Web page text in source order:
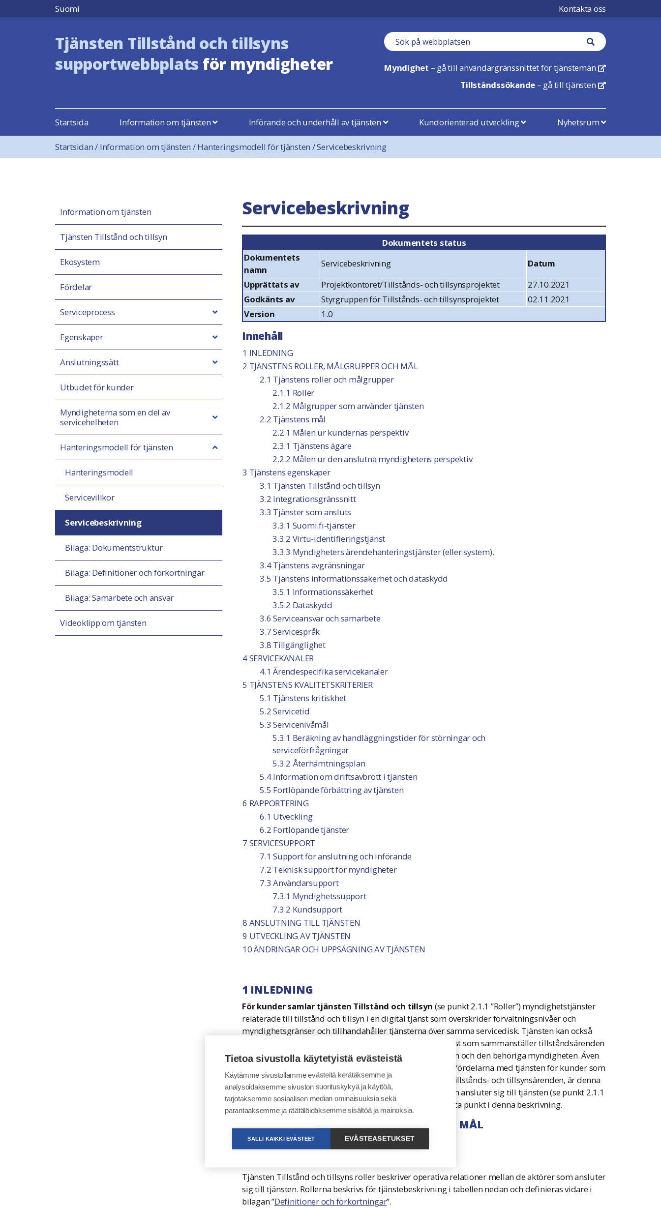
Hoppa till innehåll
Suomi Kontakta oss
Tjänsten Tillstånd och tillsyns
supportwebbplats för myndigheter
Sökfält
Sökknapp
Myndighet – gå till användargränssnittet för tjänstemän Öppnas i en ny flik
Tillståndssökande – gå till tjänsten Öppnas i en ny flik
Startsida Information om tjänsten Införande och underhåll av tjänsten Kundorienterad utveckling Nyhetsrum
Startsidan/ Information om tjänsten /Hanteringsmodell för tjänsten /Servicebeskrivning
Information om tjänsten
Tjänsten Tillstånd och tillsyn
Ekosystem
Fördelar
Serviceprocess
Egenskaper
Anslutningssätt
Utbudet för kunder
Myndigheterna som en del av
servicehelheten
Hanteringsmodell för tjänsten
Hanteringsmodell
Servicevillkor
Servicebeskrivning
Bilaga: Dokumentstruktur
Bilaga: Definitioner och förkortningar
Bilaga: Samarbete och ansvar
Videoklipp om tjänsten
Servicebeskrivning
Dokumentets status
Dokumentets
namn
Servicebeskrivning
Datum
Upprättats av
Projektkontoret/Tillstånds- och tillsynsprojektet
27.10.2021
Godkänts av
Styrgruppen för Tillstånds- och tillsynsprojektet
02.11.2021
Version
1.0
Innehåll
1 INLEDNING
2 TJÄNSTENS ROLLER, MÅLGRUPPER OCH MÅL
2.1 Tjänstens roller och målgrupper
2.1.1 Roller
2.1.2 Målgrupper som använder tjänsten
2.2 Tjänstens mål
2.2.1 Målen ur kundernas perspektiv
2.3.1 Tjänstens ägare
2.2.2 Målen ur den anslutna myndighetens perspektiv
3 Tjänstens egenskaper
3.1 Tjänsten Tillstånd och tillsyn
3.2 Integrationsgränssnitt
3.3 Tjänster som ansluts
3.3.1 Suomi.fi-tjänster
3.3.2 Virtu-identifieringstjänst
3.3.3 Myndigheters ärendehanteringstjänster (eller system).
3.4 Tjänstens avgränsningar
3.5 Tjänstens informationssäkerhet och dataskydd
3.5.1 Informationssäkerhet
3.5.2 Dataskydd
3.6 Serviceansvar och samarbete
3.7 Servicespråk
3.8 Tillgänglighet
4 SERVICEKANALER
4.1 Ärendespecifika servicekanaler
5 TJÄNSTENS KVALITETSKRITERIER
5.1 Tjänstens kritiskhet
5.2 Servicetid
5.3 Servicenivåmål
5.3.1 Beräkning av handläggningstider för störningar och
serviceförfrågningar
5.3.2 Återhämtningsplan
5.4 Information om driftsavbrott i tjänsten
5.5 Fortlöpande förbättring av tjänsten
6 RAPPORTERING
6.1 Utveckling
6.2 Fortlöpande tjänster
7 SERVICESUPPORT
7.1 Support för anslutning och införande
7.2 Teknisk support för myndigheter
7.3 Användarsupport
7.3.1 Myndighetssupport
7.3.2 Kundsupport
8 ANSLUTNING TILL TJÄNSTEN
9 UTVECKLING AV TJÄNSTEN
10 ÄNDRINGAR OCH UPPSÄGNING AV TJÄNSTEN
1 INLEDNING
För kunder samlar tjänsten Tillstånd och tillsyn (se punkt 2.1.1 ”Roller”) myndighetstjänster
relaterade till tillstånd och tillsyn i en digital tjänst som överskrider förvaltningsnivåer och
myndighetsgränser och tillhandahåller tjänsterna över samma servicedisk. Tjänsten kan också
kallas ett serviceskikt, eftersom den fungerar som en tjänst som sammanställer tillståndsärenden
för kunden och agerar som en mellanhand mellan kunden och den behöriga myndigheten. Även
om denna servicebeskrivning beskriver funktionerna och fördelarna med tjänsten för kunder som
använder tjänsten och för myndigheter som handlägger tillstånds- och tillsynsärenden, är denna
servicebeskrivning främst avsedd för de myndigheter som ansluter sig till tjänsten (se punkt 2.1.1
”Roller”). Tjänstens roller och målgrupper definieras i nästa punkt i denna beskrivning.
2 TJÄNSTENS ROLLER, MÅLGRUPPER OCH MÅL
2.1 Tjänstens roller och målgrupper
Tjänsten Tillstånd och tillsyns roller beskriver operativa relationer mellan de aktörer som ansluter
sig till tjänsten. Rollerna beskrivs för tjänstebeskrivning i tabellen nedan och definieras vidare i
bilagan ”Definitioner och förkortningar”.
Tietoa sivustolla käytetyistä evästeistä
Käytämme sivustollamme evästeitä kerätäksemme ja
analysoidaksemme sivuston suorituskykyä ja käyttöä,
tarjotaksemme sosiaalisen median ominaisuuksia sekä
parantaaksemme ja räätälöidäksemme sisältöä ja mainoksia.
SALLI KAIKKI EVÄSTEET EVÄSTEASETUKSET